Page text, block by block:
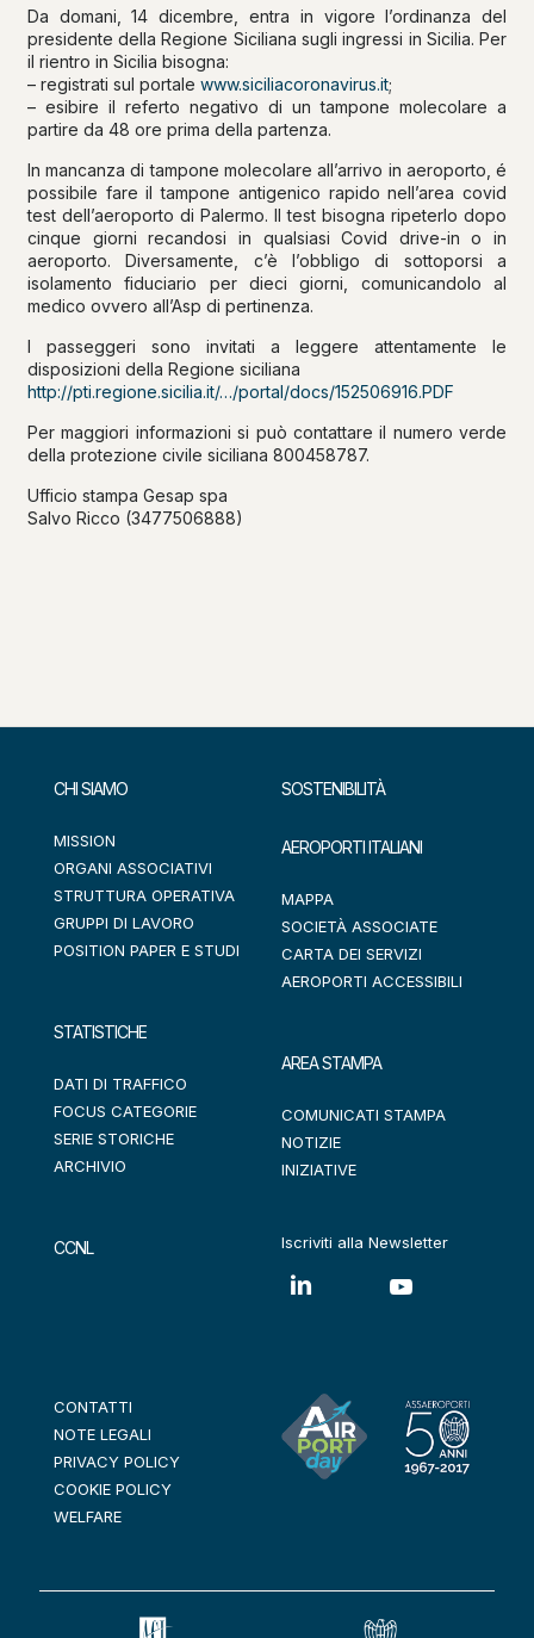
Da domani, 14 dicembre, entra in vigore l’ordinanza del
presidente della Regione Siciliana sugli ingressi in Sicilia. Per
il rientro in Sicilia bisogna:
– registrati sul portale www.siciliacoronavirus.it;
– esibire il referto negativo di un tampone molecolare a
partire da 48 ore prima della partenza.
In mancanza di tampone molecolare all’arrivo in aeroporto, é
possibile fare il tampone antigenico rapido nell’area covid
test dell’aeroporto di Palermo. Il test bisogna ripeterlo dopo
cinque giorni recandosi in qualsiasi Covid drive-in o in
aeroporto. Diversamente, c’è l’obbligo di sottoporsi a
isolamento fiduciario per dieci giorni, comunicandolo al
medico ovvero all’Asp di pertinenza.
I passeggeri sono invitati a leggere attentamente le
disposizioni della Regione siciliana
http://pti.regione.sicilia.it/…/portal/docs/152506916.PDF
Per maggiori informazioni si può contattare il numero verde
della protezione civile siciliana 800458787.
Ufficio stampa Gesap spa
Salvo Ricco (3477506888)
CHI SIAMO
MISSION
ORGANI ASSOCIATIVI
STRUTTURA OPERATIVA
GRUPPI DI LAVORO
POSITION PAPER E STUDI
STATISTICHE
DATI DI TRAFFICO
FOCUS CATEGORIE
SERIE STORICHE
ARCHIVIO
CCNL
SOSTENIBILITÀ
AEROPORTI ITALIANI
MAPPA
SOCIETÀ ASSOCIATE
CARTA DEI SERVIZI
AEROPORTI ACCESSIBILI
AREA STAMPA
COMUNICATI STAMPA
NOTIZIE
INIZIATIVE
Iscriviti alla Newsletter
CONTATTI
NOTE LEGALI
PRIVACY POLICY
COOKIE POLICY
WELFARE